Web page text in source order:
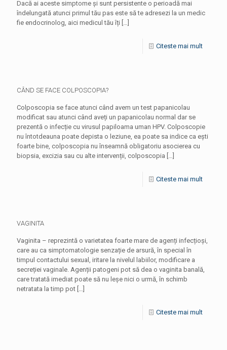
Dacă ai aceste simptome și sunt persistente o perioadă mai
îndelungată atunci primul tău pas este să te adresezi la un medic
fie endocrinolog, aici medicul tău îți […]
Citeste mai mult
CÂND SE FACE COLPOSCOPIA?
Colposcopia se face atunci când avem un test papanicolau
modificat sau atunci când aveți un papanicolau normal dar se
prezentă o infecție cu virusul papiloama uman HPV. Colposcopie
nu întotdeauna poate depista o leziune, ea poate sa indice ca ești
foarte bine, colposcopia nu înseamnă obligatoriu asocierea cu
biopsia, excizia sau cu alte intervenții, colposcopia […]
Citeste mai mult
VAGINITA
Vaginita – reprezintă o varietatea foarte mare de agenți infecțioși,
care au ca simptomatologie senzație de arsură, în special în
timpul contactului sexual, iritare la nivelul labiilor, modificare a
secreției vaginale. Agenții patogeni pot să dea o vaginita banală,
care tratată imediat poate să nu leșe nici o urmă, în schimb
netratata la timp pot […]
Citeste mai mult